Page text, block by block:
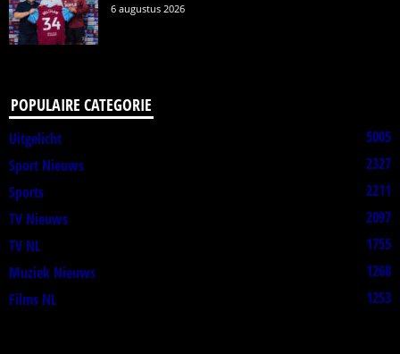
6 augustus 2026
POPULAIRE CATEGORIE
Uitgelicht
5005
Sport Nieuws
2327
Sports
2211
TV Nieuws
2097
TV NL
1755
Muziek Nieuws
1268
Films NL
1253